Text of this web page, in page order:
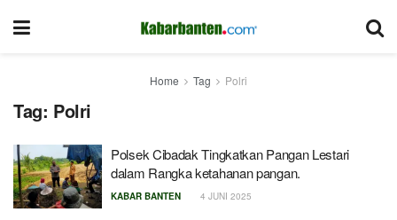
Home Tag Polri
Tag: Polri
Polsek Cibadak Tingkatkan Pangan Lestari
dalam Rangka ketahanan pangan.
KABAR BANTEN 4 JUNI 2025